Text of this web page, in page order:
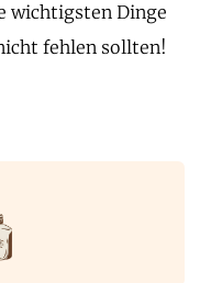
wichtigsten Dinge
fehlen sollten!